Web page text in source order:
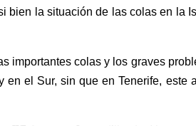
bien la situación de las colas en la
importantes colas y los graves
el Sur, sin que en Tenerife, este